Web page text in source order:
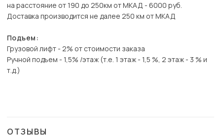
на расстояние от 190 до 250км от МКАД - 6000 руб.
Доставка производится не далее 250 км от МКАД
Подъем:
Грузовой лифт - 2% от стоимости заказа
Ручной подъем - 1,5% /этаж (т.е. 1 этаж - 1,5 %, 2 этаж - 3 % и
т.д.)
ОТЗЫВЫ